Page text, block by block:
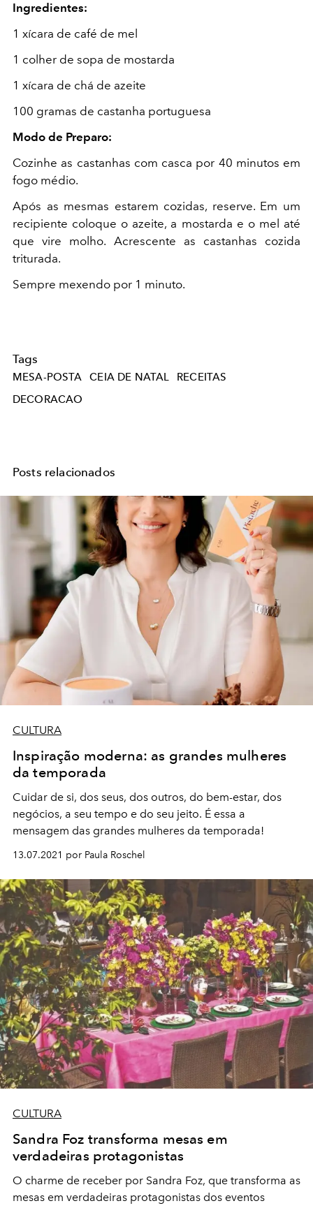
Ingredientes:
1 xícara de café de mel
1 colher de sopa de mostarda
1 xícara de chá de azeite
100 gramas de castanha portuguesa
Modo de Preparo:
Cozinhe as castanhas com casca por 40 minutos em
fogo médio.
Após as mesmas estarem cozidas, reserve. Em um
recipiente coloque o azeite, a mostarda e o mel até
que vire molho. Acrescente as castanhas cozida
triturada.
Sempre mexendo por 1 minuto.
Tags
MESA-POSTA CEIA DE NATAL
RECEITAS
DECORACAO
Posts relacionados
CULTURA
Inspiração moderna: as grandes mulheres
da temporada
Cuidar de si, dos seus, dos outros, do bem-estar, dos
negócios, a seu tempo e do seu jeito. É essa a
mensagem das grandes mulheres da temporada!
13.07.2021 por Paula Roschel
CULTURA
Sandra Foz transforma mesas em
verdadeiras protagonistas
O charme de receber por Sandra Foz, que transforma as
mesas em verdadeiras protagonistas dos eventos